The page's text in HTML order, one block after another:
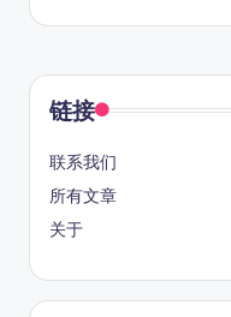
链接
联系我们
所有文章
关于